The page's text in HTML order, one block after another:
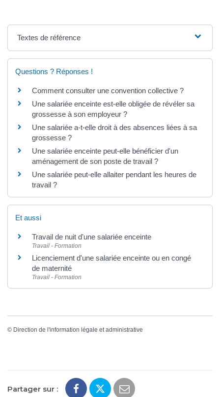
Textes de référence
Questions ? Réponses !
Comment consulter une convention collective ?
Une salariée enceinte est-elle obligée de révéler sa
grossesse à son employeur ?
Une salariée a-t-elle droit à des absences liées à sa
grossesse ?
Une salariée enceinte peut-elle bénéficier d'un
aménagement de son poste de travail ?
Une salariée peut-elle allaiter pendant les heures de
travail ?
Et aussi
Travail de nuit d'une salariée enceinte
Travail - Formation
Licenciement d'une salariée enceinte ou en congé
de maternité
Travail - Formation
© Direction de l'information légale et administrative
Partager sur :